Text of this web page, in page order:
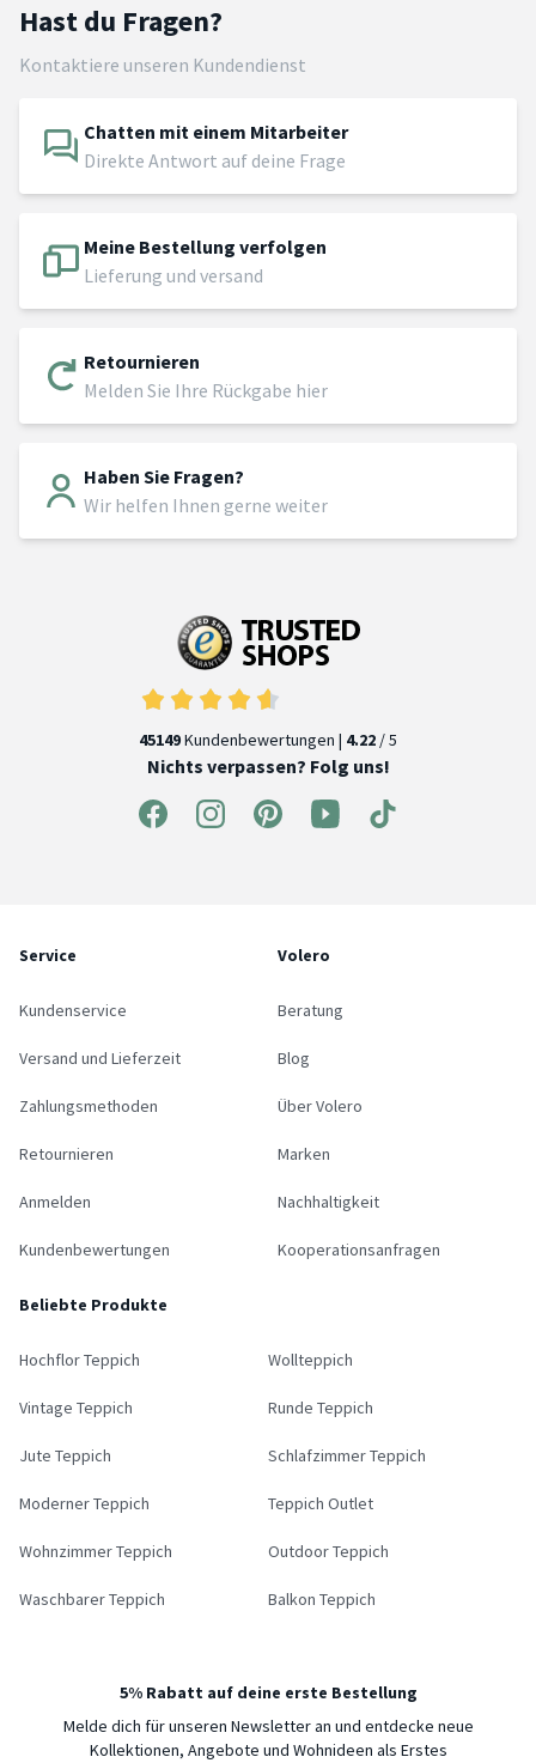
Hast du Fragen?
Kontaktiere unseren Kundendienst
Chatten mit einem Mitarbeiter
Direkte Antwort auf deine Frage
Meine Bestellung verfolgen
Lieferung und versand
Retournieren
Melden Sie Ihre Rückgabe hier
Haben Sie Fragen?
Wir helfen Ihnen gerne weiter
45149Kundenbewertungen | 4.22 / 5
Nichts verpassen? Folg uns!
Service
Kundenservice
Versand und Lieferzeit
Zahlungsmethoden
Retournieren
Anmelden
Kundenbewertungen
Volero
Beratung
Blog
Über Volero
Marken
Nachhaltigkeit
Kooperationsanfragen
Beliebte Produkte
Hochflor Teppich Wollteppich
Vintage Teppich Runde Teppich
Jute Teppich Schlafzimmer Teppich
Moderner Teppich Teppich Outlet
Wohnzimmer Teppich Outdoor Teppich
Waschbarer Teppich Balkon Teppich
5% Rabatt auf deine erste Bestellung
Melde dich für unseren Newsletter an und entdecke neue
Kollektionen, Angebote und Wohnideen als Erstes